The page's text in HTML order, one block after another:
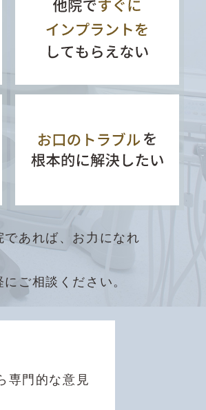
あれば、お力になれ
ご相談ください。
専門的な意見